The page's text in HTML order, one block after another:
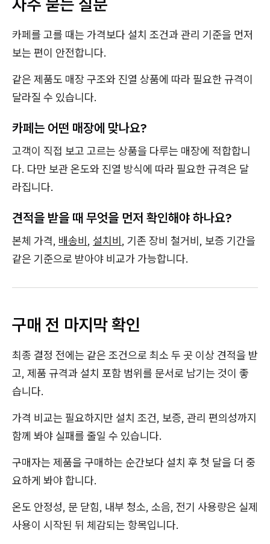
카페를 고를 때는 가격보다 설치 조건과 관리 기준을 먼저
보는 편이 안전합니다.
같은 제품도 매장 구조와 진열 상품에 따라 필요한 규격이
달라질 수 있습니다.
카페는 어떤 매장에 맞나요?
고객이 직접 보고 고르는 상품을 다루는 매장에 적합합니
다. 다만 보관 온도와 진열 방식에 따라 필요한 규격은 달
라집니다.
견적을 받을 때 무엇을 먼저 확인해야 하나요?
본체 가격, 배송비, 설치비, 기존 장비 철거비, 보증 기간을
같은 기준으로 받아야 비교가 가능합니다.
구매 전 마지막 확인
최종 결정 전에는 같은 조건으로 최소 두 곳 이상 견적을 받
고, 제품 규격과 설치 포함 범위를 문서로 남기는 것이 좋
습니다.
가격 비교는 필요하지만 설치 조건, 보증, 관리 편의성까지
함께 봐야 실패를 줄일 수 있습니다.
구매자는 제품을 구매하는 순간보다 설치 후 첫 달을 더 중
요하게 봐야 합니다.
온도 안정성, 문 닫힘, 내부 청소, 소음, 전기 사용량은 실제
사용이 시작된 뒤 체감되는 항목입니다.